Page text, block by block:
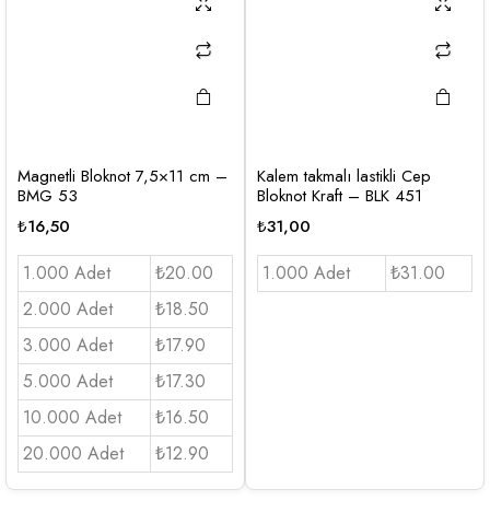
Magnetli Bloknot 7,5×11 cm –
BMG 53
₺16,50
1.000 Adet
₺20.00
2.000 Adet
₺18.50
3.000 Adet
₺17.90
5.000 Adet
₺17.30
10.000 Adet
₺16.50
20.000 Adet
₺12.90
Kalem takmalı lastikli Cep
Bloknot Kraft – BLK 451
₺31,00
1.000 Adet ₺31.00